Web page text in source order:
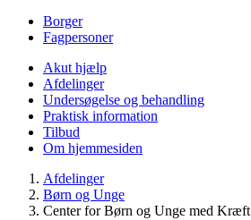
Borger
Fagpersoner
Akut hjælp
Afdelinger
Undersøgelse og behandling
Praktisk information
Tilbud
Om hjemmesiden
Afdelinger
Børn og Unge
Center for Børn og Unge med Kræft